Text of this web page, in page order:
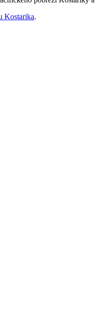
Kostarika.